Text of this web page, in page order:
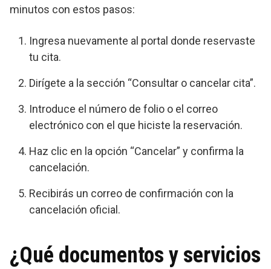
minutos con estos pasos:
Ingresa nuevamente al portal donde reservaste
tu cita.
Dirígete a la sección “Consultar o cancelar cita”.
Introduce el número de folio o el correo
electrónico con el que hiciste la reservación.
Haz clic en la opción “Cancelar” y confirma la
cancelación.
Recibirás un correo de confirmación con la
cancelación oficial.
¿Qué documentos y servicios